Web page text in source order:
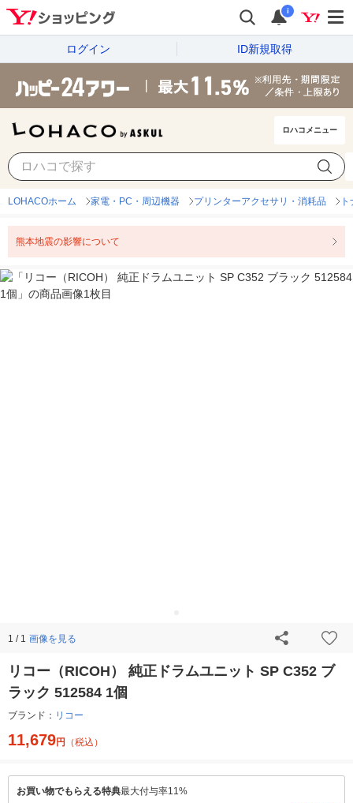
i
ログイン ID新規取得
ロハコメニュー
LOHACOホーム 家電・PC・周辺機器 プリンターアクセサリ・消耗品
熊本地震の影響について
1 / 1 画像を見る
リコー（RICOH） 純正ドラムユニット SP C352 ブ
ラック 512584 1個
ブランド： リコー
11,679円 （税込）
お買い物でもらえる特典最大付与率11%